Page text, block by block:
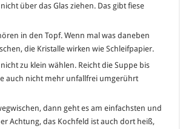
über das Glas ziehen. Das gibt fiese
in den Topf. Wenn mal was daneben
die Kristalle wirken wie Schleifpapier.
zu klein wählen. Reicht die Suppe bis
auch nicht mehr unfallfrei umgerührt
dann geht es am einfachsten und
Achtung, das Kochfeld ist auch dort heiß,